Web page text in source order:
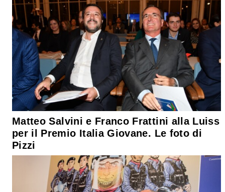
Matteo Salvini e Franco Frattini alla Luiss
per il Premio Italia Giovane. Le foto di
Pizzi